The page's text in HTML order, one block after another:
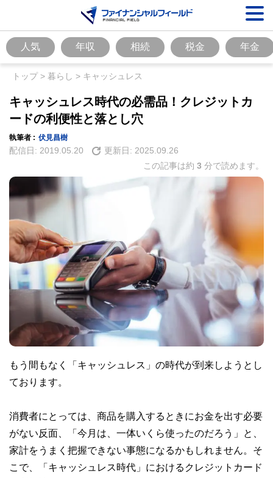
人気 年収 相続 税金 年金
トップ> 暮らし > キャッシュレス
キャッシュレス時代の必需品！クレジットカ
ードの利便性と落とし穴
執筆者 : 伏見昌樹
配信日: 2019.05.20 更新日: 2025.09.26
この記事は約 3 分で読めます。
もう間もなく「キャッシュレス」の時代が到来しようとし
ております。
消費者にとっては、商品を購入するときにお金を出す必要
がない反面、「今月は、一体いくら使ったのだろう」と、
家計をうまく把握できない事態になるかもしれません。そ
こで、「キャッシュレス時代」におけるクレジットカード